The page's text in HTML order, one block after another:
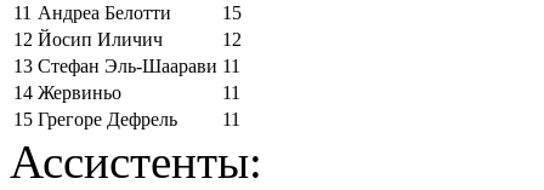
11 Андреа Белотти
15
12 Йосип Иличич
12
13 Стефан Эль-Шаарави 11
14 Жервиньо
11
15 Грегоре Дефрель 11
Ассистенты: